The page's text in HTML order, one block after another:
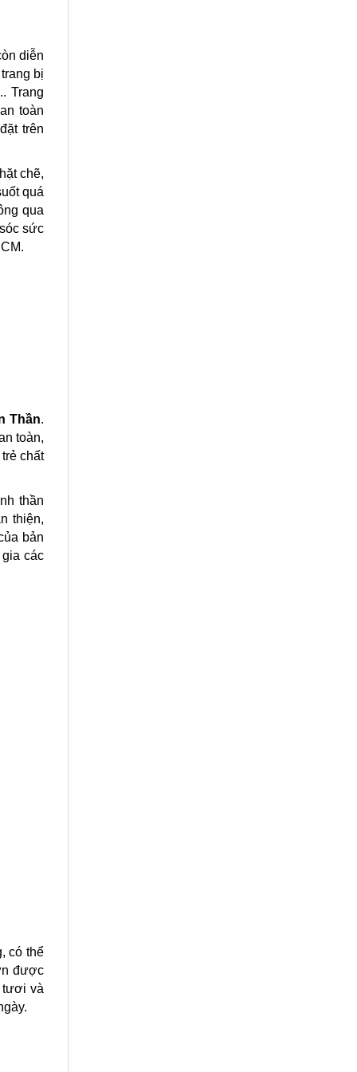
diễn
bị
Trang
toàn
trên
chẽ,
quá
qua
sức
Thần.
toàn,
chất
thần
thiện,
bản
các
có thể
được
tươi và